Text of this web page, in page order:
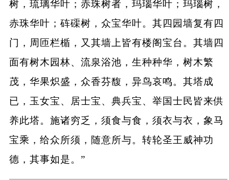
树，琉璃华叶；赤珠树者，玛瑙华叶；玛瑙树，
赤珠华叶；砗磲树，众宝华叶。其四园墙复有四
门，周匝栏楯，又其墙上皆有楼阁宝台。其墙四
面有树木园林、流泉浴池，生种种华，树木繁
茂，华果炽盛，众香芬馥，异鸟哀鸣。其塔成
已，玉女宝、居士宝、典兵宝、举国士民皆来供
养此塔。施诸穷乏，须食与食，须衣与衣，象马
宝乘，给众所须，随意所与。转轮圣王威神功
德，其事如是。”